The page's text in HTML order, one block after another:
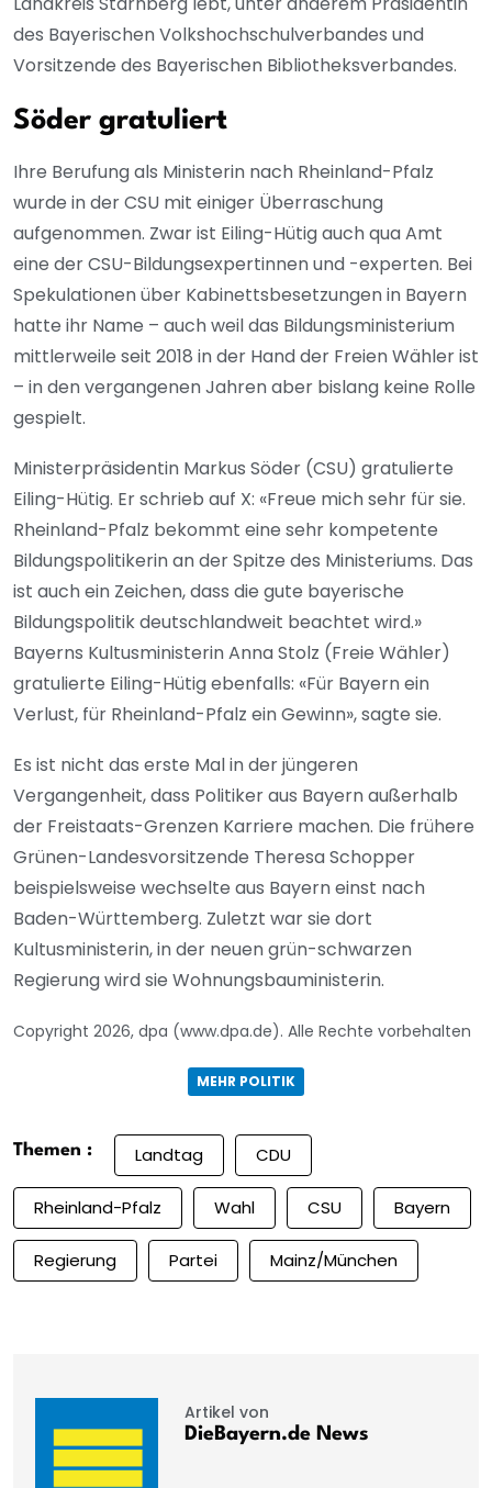
des Bayerischen Volkshochschulverbandes und
Vorsitzende des Bayerischen Bibliotheksverbandes.
Söder gratuliert
Ihre Berufung als Ministerin nach Rheinland-Pfalz
wurde in der CSU mit einiger Überraschung
aufgenommen. Zwar ist Eiling-Hütig auch qua Amt
eine der CSU-Bildungsexpertinnen und -experten. Bei
Spekulationen über Kabinettsbesetzungen in Bayern
hatte ihr Name – auch weil das Bildungsministerium
mittlerweile seit 2018 in der Hand der Freien Wähler ist
– in den vergangenen Jahren aber bislang keine Rolle
gespielt.
Ministerpräsidentin Markus Söder (CSU) gratulierte
Eiling-Hütig. Er schrieb auf X: «Freue mich sehr für sie.
Rheinland-Pfalz bekommt eine sehr kompetente
Bildungspolitikerin an der Spitze des Ministeriums. Das
ist auch ein Zeichen, dass die gute bayerische
Bildungspolitik deutschlandweit beachtet wird.»
Bayerns Kultusministerin Anna Stolz (Freie Wähler)
gratulierte Eiling-Hütig ebenfalls: «Für Bayern ein
Verlust, für Rheinland-Pfalz ein Gewinn», sagte sie.
Es ist nicht das erste Mal in der jüngeren
Vergangenheit, dass Politiker aus Bayern außerhalb
der Freistaats-Grenzen Karriere machen. Die frühere
Grünen-Landesvorsitzende Theresa Schopper
beispielsweise wechselte aus Bayern einst nach
Baden-Württemberg. Zuletzt war sie dort
Kultusministerin, in der neuen grün-schwarzen
Regierung wird sie Wohnungsbauministerin.
Copyright 2026, dpa (www.dpa.de). Alle Rechte vorbehalten
MEHR POLITIK
Themen : Landtag CDU
Rheinland-Pfalz Wahl CSU Bayern
Regierung Partei Mainz/München
Artikel von
DieBayern.de News